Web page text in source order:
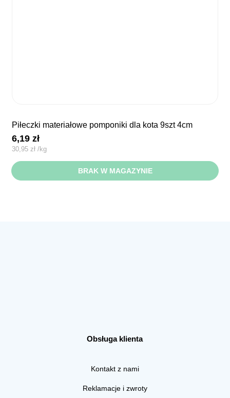
piłeczki materiałowe pomponiki dla kota 9szt 4cm
6,19zł
30,95zł /kg
BRAK W MAGAZYNIE
Obsługa klienta
Kontakt z nami
Reklamacje i zwroty